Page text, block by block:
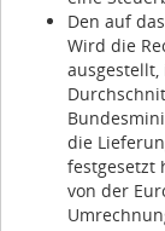
Den auf
Wird die
die
festgesetzt
von der